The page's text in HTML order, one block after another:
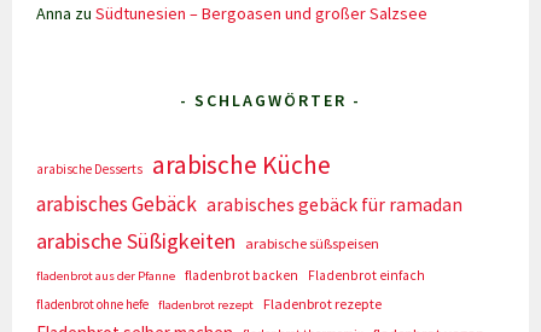
Anna zuSüdtunesien – Bergoasen und großer Salzsee
- SCHLAGWÖRTER -
arabische Desserts arabische Küche
arabisches Gebäck arabisches gebäck für ramadan
arabische Süßigkeiten arabische süßspeisen
fladenbrot aus der Pfanne fladenbrot backen
Fladenbrot einfach
fladenbrot ohne hefe
fladenbrot rezept Fladenbrot rezepte